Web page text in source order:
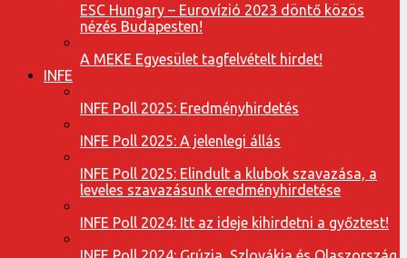
ESC Hungary – Eurovízió 2023 döntő közös
nézés Budapesten!
A MEKE Egyesület tagfelvételt hirdet!
INFE
INFE Poll 2025: Eredményhirdetés
INFE Poll 2025: A jelenlegi állás
INFE Poll 2025: Elindult a klubok szavazása, a
leveles szavazásunk eredményhirdetése
INFE Poll 2024: Itt az ideje kihirdetni a győztest!